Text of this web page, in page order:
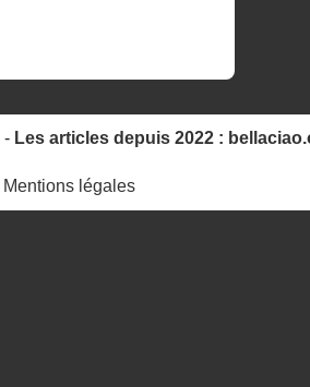
- Les articles depuis 2022 :
Mentions légales